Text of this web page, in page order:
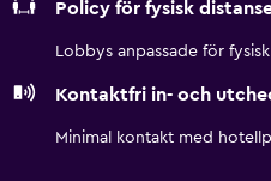
nedan finns antingen
Policy för fysisk
Lobbys anpassade för
Kontaktfri in- och
Minimal kontakt med